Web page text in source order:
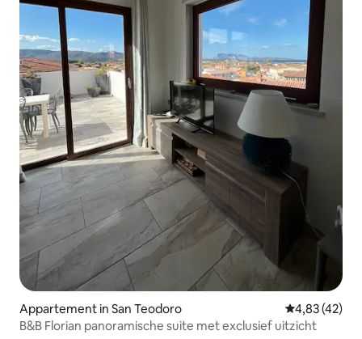
Appartement in San Teodoro Gemiddelde
4,83 (42)
B&B Florian panoramische suite met exclusief uitzicht